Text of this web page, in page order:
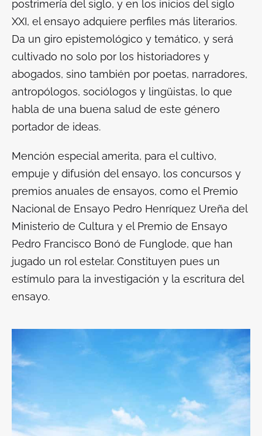
postrimería del siglo, y en los inicios del siglo
XXI, el ensayo adquiere perfiles más literarios.
Da un giro epistemológico y temático, y será
cultivado no solo por los historiadores y
abogados, sino también por poetas, narradores,
antropólogos, sociólogos y lingüistas, lo que
habla de una buena salud de este género
portador de ideas.
Mención especial amerita, para el cultivo,
empuje y difusión del ensayo, los concursos y
premios anuales de ensayos, como el Premio
Nacional de Ensayo Pedro Henríquez Ureña del
Ministerio de Cultura y el Premio de Ensayo
Pedro Francisco Bonó de Funglode, que han
jugado un rol estelar. Constituyen pues un
estímulo para la investigación y la escritura del
ensayo.